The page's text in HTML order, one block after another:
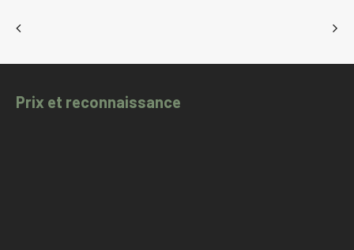
Prix et reconnaissance